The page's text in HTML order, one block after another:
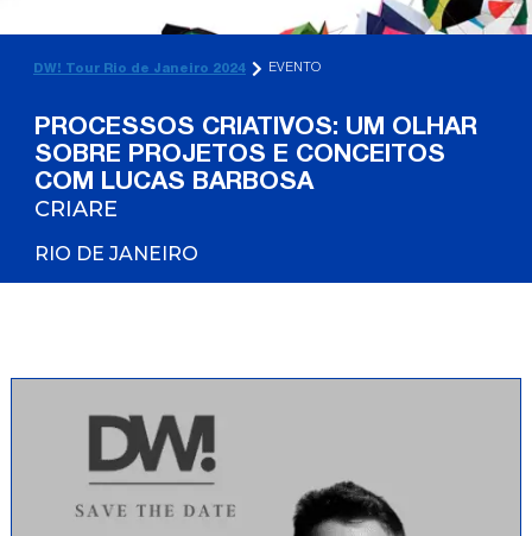
DW! Tour Rio de Janeiro 2024 EVENTO
PROCESSOS CRIATIVOS: UM OLHAR
SOBRE PROJETOS E CONCEITOS
COM LUCAS BARBOSA
CRIARE
RIO DE JANEIRO